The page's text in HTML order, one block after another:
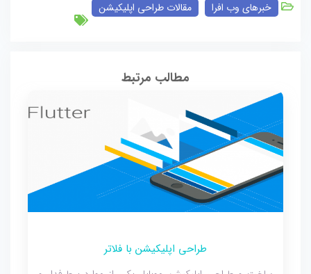
خبرهای وب افرا مقالات طراحی اپلیکیشن
مطالب مرتبط
طراحی اپلیکیشن با فلاتر